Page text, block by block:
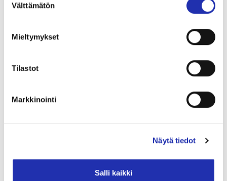
valinta
Välttämätön
Mieltymykset
Tilastot
Markkinointi
Näytä tiedot
Salli kaikki
LUE LISÄÄ
Kulttuuri ja liike-elämä etsivät